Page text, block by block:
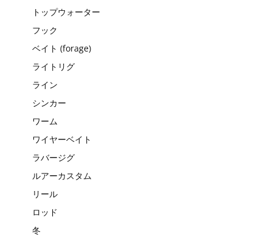
トップウォーター
フック
ベイト (forage)
ライトリグ
ライン
シンカー
ワーム
ワイヤーベイト
ラバージグ
ルアーカスタム
リール
ロッド
冬